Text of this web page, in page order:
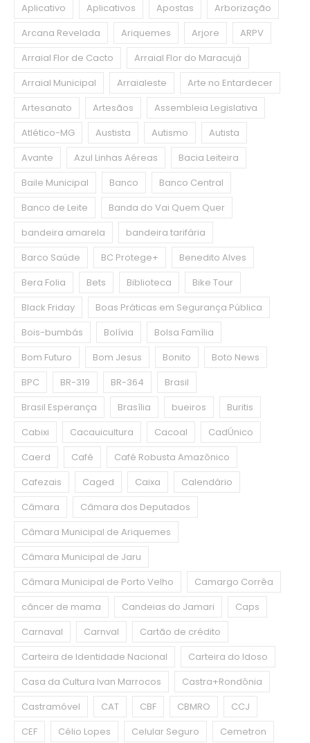
Aplicativo
Aplicativos Apostas
Arborização
Arcana Revelada
Ariquemes Arjore
ARPV
Arraial Flor de Cacto
Arraial Flor do Maracujá
Arraial Municipal
Arraialeste
Arte no Entardecer
Artesanato
Artesãos
Assembleia Legislativa
Atlético-MG
Austista Autismo
Autista
Avante
Azul Linhas Aéreas
Bacia Leiteira
Baile Municipal
Banco
Banco Central
Banco de Leite
Banda do Vai Quem Quer
bandeira amarela
bandeira tarifária
Barco Saúde
BC Protege+
Benedito Alves
Bera Folia
Bets Biblioteca
Bike Tour
Black Friday
Boas Práticas em Segurança Pública
Bois-bumbás
Bolívia
Bolsa Família
Bom Futuro
Bom Jesus Bonito
Boto News
BPC
BR-319 BR-364
Brasil
Brasil Esperança
Brasília bueiros
Buritis
Cabixi
Cacauicultura Cacoal
CadÚnico
Caerd
Café
Café Robusta Amazônico
Cafezais
Caged Caixa
Calendário
Câmara
Câmara dos Deputados
Câmara Municipal de Ariquemes
Câmara Municipal de Jaru
Câmara Municipal de Porto Velho
Camargo Corrêa
câncer de mama
Candeias do Jamari
Caps
Carnaval
Carnval
Cartão de crédito
Carteira de Identidade Nacional
Carteira do Idoso
Casa da Cultura Ivan Marrocos
Castra+Rondônia
Castramóvel
CAT CBF CBMRO
CCJ
CEF
Célio Lopes Celular Seguro
Cemetron